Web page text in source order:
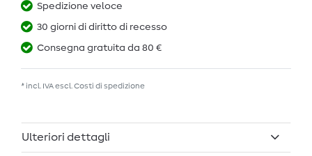
Spedizione veloce
30 giorni di diritto di recesso
Consegna gratuita da 80 €
* incl. IVA escl. Costi di spedizione
Ulteriori dettagli